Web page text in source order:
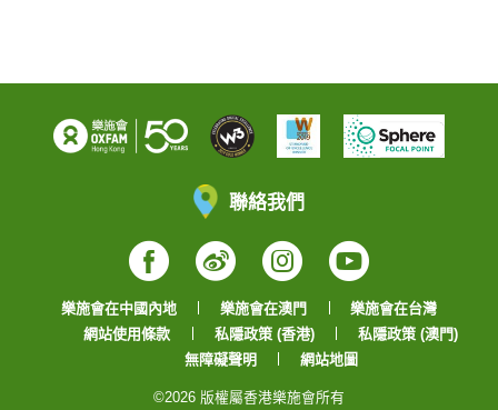
聯絡我們
Facebook
WeiboInstagram
YouTube
樂施會在中國內地 樂施會在澳門
樂施會在台灣
網站使用條款
私隱政策 (香港)
私隱政策 (澳門)
無障礙聲明
網站地圖
©2026 版權屬香港樂施會所有